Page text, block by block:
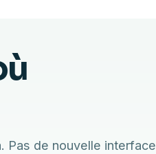
Pas de nouvelle interface